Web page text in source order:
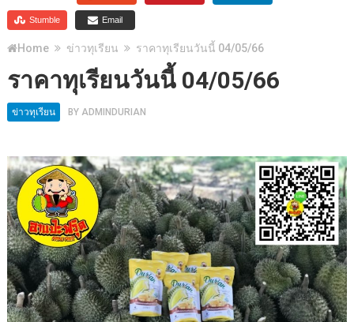
Stumble Email
Home ข่าวทุเรียน ราคาทุเรียนวันนี้ 04/05/66
ราคาทุเรียนวันนี้ 04/05/66
ข่าวทุเรียน BY ADMINDURIAN